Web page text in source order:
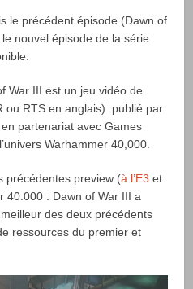
le précédent épisode (Dawn of
nouvel épisode de la série
War III est un jeu vidéo de
ou RTS en anglais) publié par
partenariat avec Games
Warhammer 40,000.
précédentes preview (à l’E3 et
40.000 : Dawn of War III a
des deux précédents
ressources du premier et